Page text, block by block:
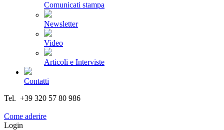
Comunicati stampa
Newsletter
Video
Articoli e Interviste
Contatti
Tel. +39 320 57 80 986
Come aderire
Login